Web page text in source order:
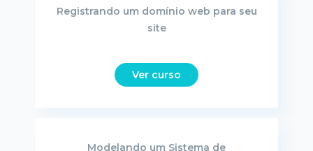
Registrando um domínio web para seu
site
Ver curso
Modelando um Sistema de